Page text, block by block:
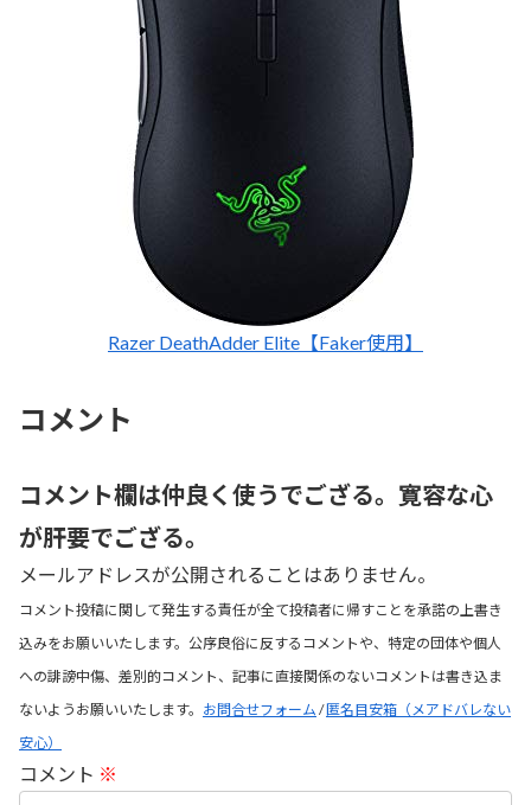
Razer DeathAdder Elite【Faker使用】
コメント
コメント欄は仲良く使うでござる。寛容な心
が肝要でござる。
メールアドレスが公開されることはありません。
コメント投稿に関して発生する責任が全て投稿者に帰すことを承諾の上書き
込みをお願いいたします。公序良俗に反するコメントや、特定の団体や個人
への誹謗中傷、差別的コメント、記事に直接関係のないコメントは書き込ま
ないようお願いいたします。 お問合せフォーム /匿名目安箱（メアドバレない
安心）
コメント ※